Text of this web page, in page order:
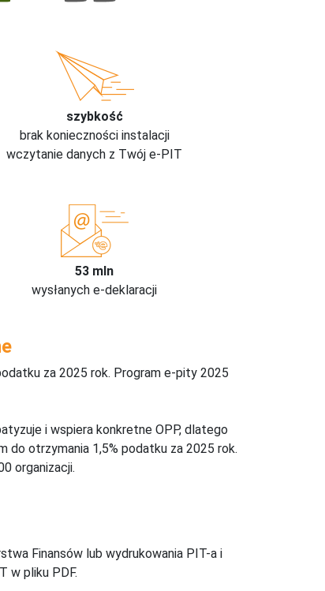
szybkość
brak konieczności instalacji
wczytanie danych z Twój e-PIT
53 mln
wysłanych e-deklaracji
za 2025 rok. Program e-pity 2025
i wspiera konkretne OPP, dlatego
do otrzymania 1,5% podatku za 2025 rok.
organizacji.
Finansów lub wydrukowania PIT-a i
w pliku PDF.